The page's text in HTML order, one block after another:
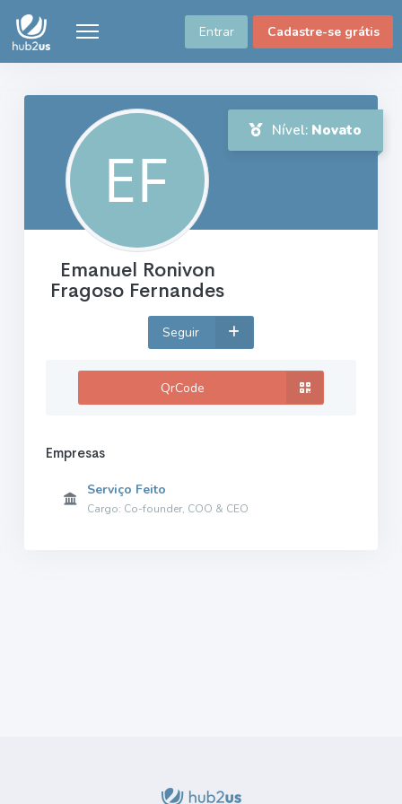
Entrar Cadastre-se grátis
Nível: Novato
Emanuel Ronivon
Fragoso Fernandes
Seguir
QrCode
Empresas
Serviço Feito
Cargo: Co-founder, COO & CEO